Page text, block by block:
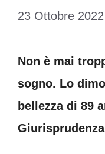
23 Ottobre 2022
Non è mai
sogno. Lo
bellezza di 89